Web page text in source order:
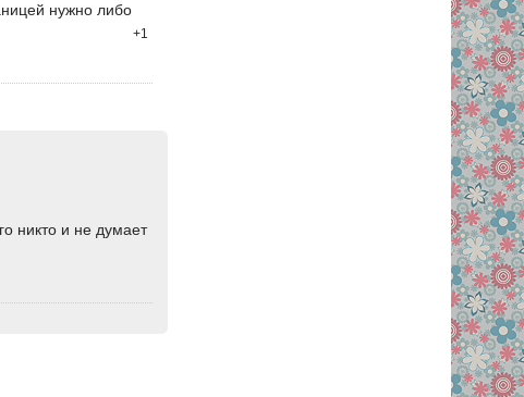
нужно либо
+1
никто и не думает